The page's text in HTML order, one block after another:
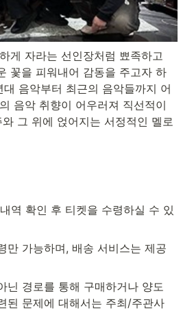
게 자라는 선인장처럼 뾰족하고
꽃을 피워내어 감동을 주고자 하
음악부터 최근의 음악들까지 어
음악 취향이 어우러져 직선적이
그 위에 얹어지는 서정적인 멜로
역 확인 후 티켓을 수령하실 수 있
만 가능하며, 배송 서비스는 제공
닌 경로를 통해 구매하거나 양도
된 문제에 대해서는 주최/주관사